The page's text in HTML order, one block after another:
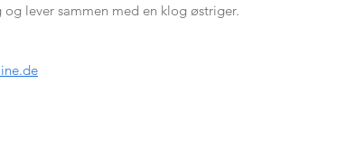
og lever sammen med en klog østriger.